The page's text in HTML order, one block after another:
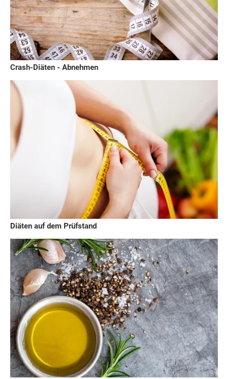
Crash-Diäten - Abnehmen
Diäten auf dem Prüfstand